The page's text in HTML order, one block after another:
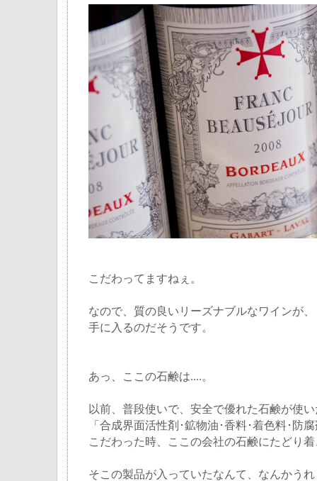
こだわってますねぇ。
なので、質の良いリーズナブルなワインが、
手に入るのだそうです。
あっ、ここの石鹸は....。
以前、普段使いで、安全で優れた石鹸が使
「合成界面活性剤･鉱物油･香料･着色料･防
こだわった時、ここの会社の石鹸にたどり
そこの製品が入っていたなんて、なんかう